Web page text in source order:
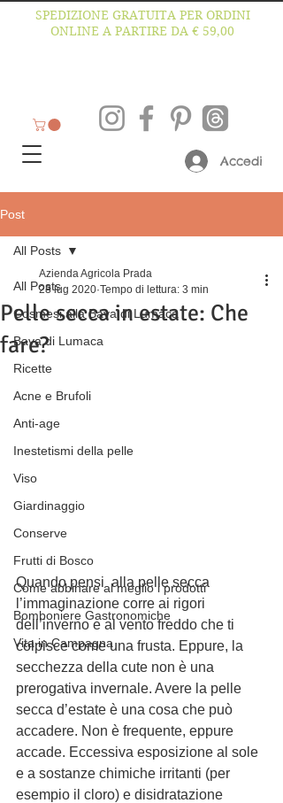
SPEDIZIONE GRATUITA PER ORDINI
ONLINE A PARTIRE DA € 59,00
Accedi
Post
All Posts
Cosmesi alla Bava di Lumaca
Bava di Lumaca
Ricette
Acne e Brufoli
Anti-age
Inestetismi della pelle
Viso
Giardinaggio
Conserve
Frutti di Bosco
Come abbinare al meglio i prodotti
Bomboniere Gastronomiche
Vita in Campagna
All Posts
Pelle secca in estate: Che
fare?
Azienda Agricola Prada
28 lug 2020 Tempo di lettura: 3 min
Quando pensi  alla pelle secca
l’immaginazione corre ai rigori
dell’inverno e al vento freddo che ti
colpisce come una frusta. Eppure, la
secchezza della cute non è una
prerogativa invernale. Avere la pelle
secca d’estate è una cosa che può
accadere. Non è frequente, eppure
accade. Eccessiva esposizione al sole
e a sostanze chimiche irritanti (per
esempio il cloro) e disidratazione